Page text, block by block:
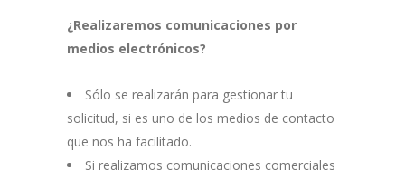
¿Realizaremos comunicaciones por
medios electrónicos?
Sólo se realizarán para gestionar tu
solicitud, si es uno de los medios de contacto
que nos ha facilitado.
Si realizamos comunicaciones comerciales